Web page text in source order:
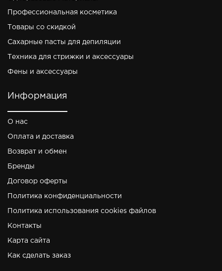
Профессиональная косметика
Товары со скидкой
Сахарные пасты для депиляции
Техника для стрижки и аксессуары
Фены и аксессуары
Информация
О нас
Оплата и доставка
Возврат и обмен
Бренды
Договор оферты
Политика конфиденциальности
Политика использования cookies файлов
Контакты
Карта сайта
Как сделать заказ